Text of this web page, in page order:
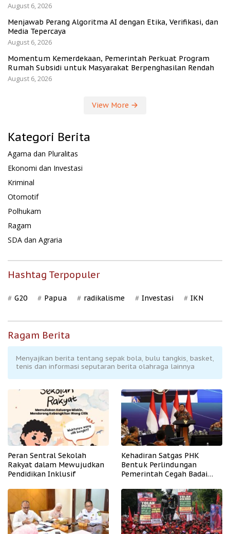
August 6, 2026
Menjawab Perang Algoritma AI dengan Etika, Verifikasi, dan
Media Tepercaya
August 6, 2026
Momentum Kemerdekaan, Pemerintah Perkuat Program
Rumah Subsidi untuk Masyarakat Berpenghasilan Rendah
August 6, 2026
View More
Kategori Berita
Agama dan Pluralitas
Ekonomi dan Investasi
Kriminal
Otomotif
Polhukam
Ragam
SDA dan Agraria
Hashtag Terpopuler
G20 Papua radikalisme Investasi IKN
Ragam Berita
Menyajikan berita tentang sepak bola, bulu tangkis, basket,
tenis dan informasi seputaran berita olahraga lainnya
Peran Sentral Sekolah
Rakyat dalam Mewujudkan
Pendidikan Inklusif
Kehadiran Satgas PHK
Bentuk Perlindungan
Pemerintah Cegah Badai